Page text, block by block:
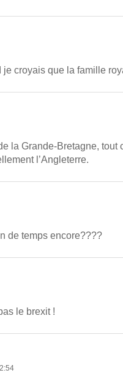
je croyais que la famille
la Grande-Bretagne, tout
l’Angleterre.
de temps encore????
le brexit !